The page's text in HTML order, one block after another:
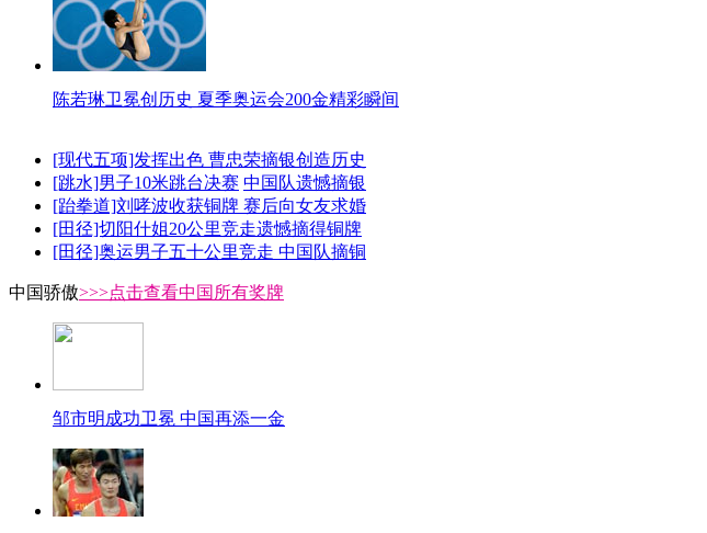
陈若琳卫冕创历史 夏季奥运会200金精彩瞬间
[现代五项]发挥出色 曹忠荣摘银创造历史
[跳水]男子10米跳台决赛 中国队遗憾摘银
[跆拳道]刘哮波收获铜牌 赛后向女友求婚
[田径]切阳什姐20公里竞走遗憾摘得铜牌
[田径]奥运男子五十公里竞走 中国队摘铜
中国骄傲>>>点击查看中国所有奖牌
邹市明成功卫冕 中国再添一金